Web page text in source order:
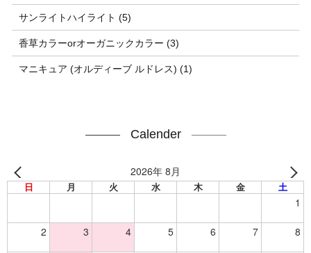
サンライトハイライト (5)
香草カラーorオーガニックカラー (3)
マニキュア (オルディーブ ルドレス) (1)
Calender
2026年 8月
日 月 火 水 木 金 土
1
2 3 4 5 6 7 8